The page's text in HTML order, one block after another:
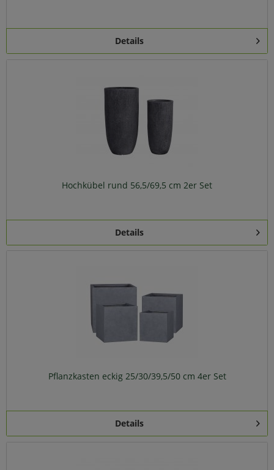
Details
Hochkübel rund 56,5/69,5 cm 2er Set
Details
Pflanzkasten eckig 25/30/39,5/50 cm 4er Set
Details